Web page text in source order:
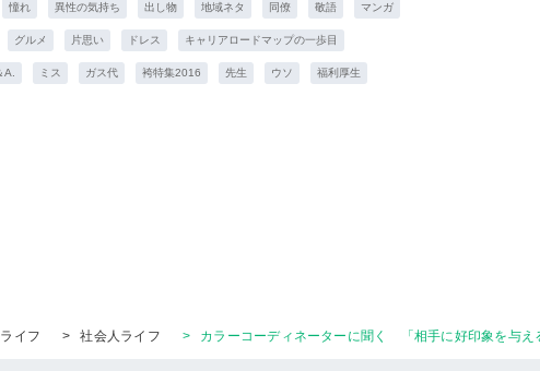
憧れ 異性の気持ち 出し物 地域ネタ 同僚 敬語 マンガ
グルメ 片思い ドレス キャリアロードマップの一歩目
A. ミス ガス代 袴特集2016 先生 ウソ 福利厚生
イフ > 社会人ライフ > カラーコーディネーターに聞く 「相手に好印象を与え